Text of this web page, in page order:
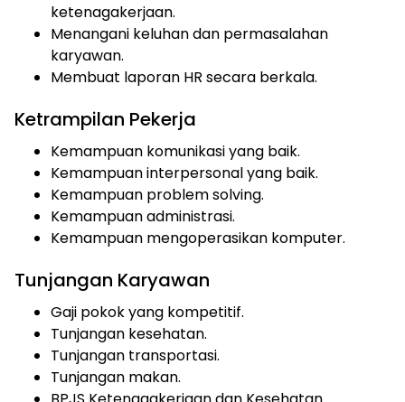
ketenagakerjaan.
Menangani keluhan dan permasalahan
karyawan.
Membuat laporan HR secara berkala.
Ketrampilan Pekerja
Kemampuan komunikasi yang baik.
Kemampuan interpersonal yang baik.
Kemampuan problem solving.
Kemampuan administrasi.
Kemampuan mengoperasikan komputer.
Tunjangan Karyawan
Gaji pokok yang kompetitif.
Tunjangan kesehatan.
Tunjangan transportasi.
Tunjangan makan.